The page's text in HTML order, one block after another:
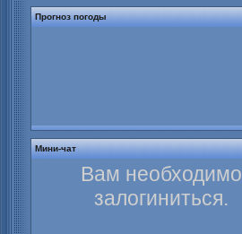
Прогноз погоды
Мини-чат
Вам необходимо
залогиниться.